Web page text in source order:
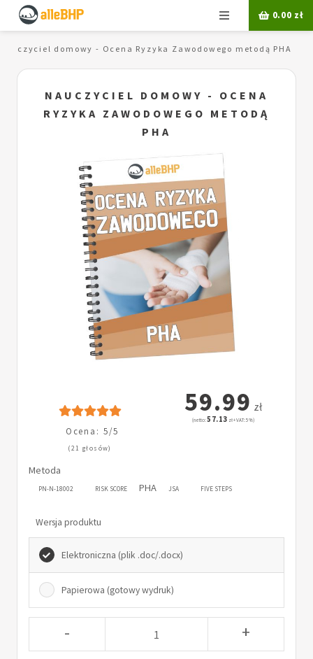
Menu 0.00 zł
domowy - Ocena Ryzyka Zawodowego metodą PHA
NAUCZYCIEL DOMOWY - OCENA
RYZYKA ZAWODOWEGO METODĄ
PHA
Ocena: 5/5
(21 głosów)
59.99 zł
(netto:57.13 zł + VAT: 5%)
Metoda
PN-N-18002 RISK SCORE PHA JSA FIVE STEPS
Wersja produktu
Elektroniczna (plik .doc/.docx)
Papierowa (gotowy wydruk)
- +